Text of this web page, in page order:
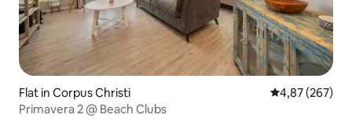
Flat in Corpus Christi Gemiddelde
4,87 (267)
Primavera 2 @ Beach Clubs